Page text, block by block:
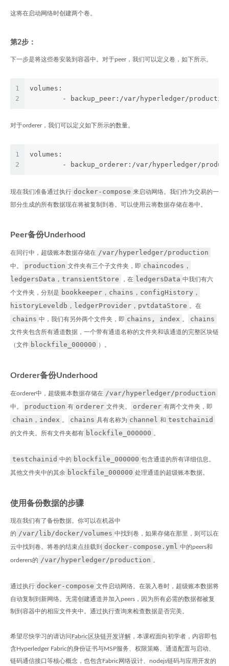
这将在启动网络时创建两个卷。
第2步：
下一步是将这些卷安装到容器中。对于peer，我们可以定义卷，如下所示。
1
2
volumes:
- backup_peer:/var/hyperledger/
对于orderer，我们可以定义如下所示的数量。
1
2
volumes:
- backup_orderer:/var/hyperledger/
现在我们准备通过执行 docker-compose 来启动网络。我们作为交易的一
部分生成的所有数据现在将被复制到卷。可以使用云将数据存储在卷中。
Peer备份Underhood
在同行中，超级账本数据存储在 /var/hyperledger/production
中。 production 文件夹有三个子文件夹，即 chaincodes，
ledgersData，transientStore
，在 ledgersData 中我们有六
个文件夹，分别是 bookkeeper，chains，configHistory，
historyLeveldb，ledgerProvider，pvtdataStore 。在
chains 中，我们有另外两个文件夹，即 chains, index 。 chains
文件夹包含所有通道数据，一个带有通道名称的文件夹和该通道的完整区块链
（文件 blockfile_000000 ）。
Orderer备份Underhood
在orderer中，超级账本数据存储在 /var/hyperledger/production
中。 production 有 orderer 文件夹。 orderer 有两个文件夹，即
chain，index 。 chains 具有名称为 channel 和 testchainid
的文件夹。所有文件夹都有 blockfile_000000 。
testchainid 中的 blockfile_000000 包含通道的所有详细信息。
其他文件夹中的其余 blockfile_000000 处理通道的超级账本数据。
使用备份数据的步骤
现在我们有了备份数据。你可以在机器中
的 /var/lib/docker/volumes 中找到卷，如果存储在那里，则可以在
云中找到卷。将卷的结束点挂载到 docker-compose.yml 中的peers和
orderers的 /var/hyperledger/production 。
通过执行 docker-compose 文件启动网络。在装入卷时，超级账本数据将
自动复制到新网络。无需创建通道并加入peers，因为所有必需的数据都被复
制到容器中的相应文件夹中。通过执行查询来检查数据是否完美。
希望尽快学习的请访问 Fabric区块链开发详解 ，本课程面向初学者，内容即包
含Hyperledger Fabric的身份证书与MSP服务、权限策略、通道配置与启动、
链码通信接口等核心概念，也包含Fabric网络设计、nodejs链码与应用开发的